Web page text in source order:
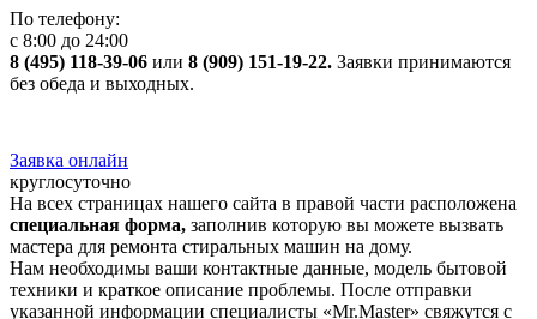
По телефону:
с 8:00 до 24:00
8 (495) 118-39-06 или 8 (909) 151-19-22. Заявки принимаются
без обеда и выходных.
Заявка онлайн
круглосуточно
На всех страницах нашего сайта в правой части расположена
специальная форма, заполнив которую вы можете вызвать
мастера для ремонта стиральных машин на дому.
Нам необходимы ваши контактные данные, модель бытовой
техники и краткое описание проблемы. После отправки
указанной информации специалисты «Mr.Master» свяжутся с